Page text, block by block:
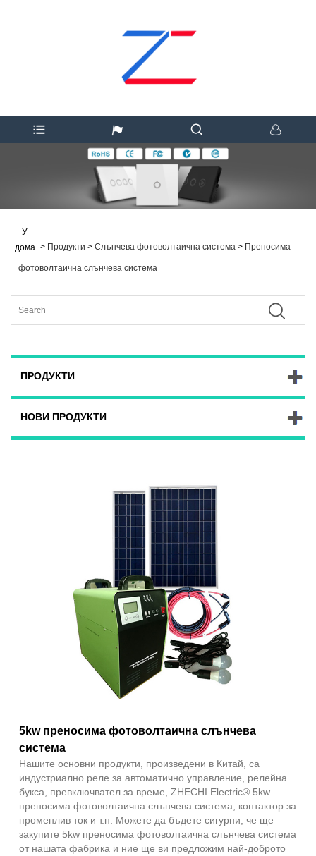
У
дома > Продукти > Слънчева фотоволтаична система > Преносима
фотоволтаична слънчева система
ПРОДУКТИ
НОВИ ПРОДУКТИ
5kw преносима фотоволтаична слънчева
система
Нашите основни продукти, произведени в Китай, са
индустриално реле за автоматично управление, релейна
букса, превключвател за време, ZHECHI Electric® 5kw
преносима фотоволтаична слънчева система, контактор за
променлив ток и т.н. Можете да бъдете сигурни, че ще
закупите 5kw преносима фотоволтаична слънчева система
от нашата фабрика и ние ще ви предложим най-доброто